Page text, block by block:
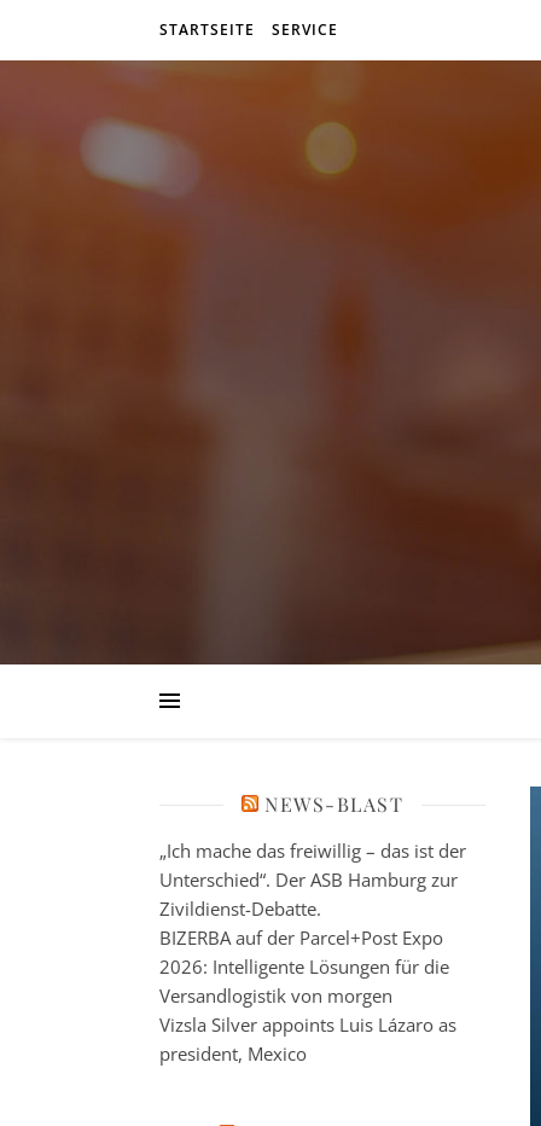
STARTSEITE SERVICE
NEWS-BLAST
„Ich mache das freiwillig – das ist der
Unterschied“. Der ASB Hamburg zur
Zivildienst-Debatte.
BIZERBA auf der Parcel+Post Expo
2026: Intelligente Lösungen für die
Versandlogistik von morgen
Vizsla Silver appoints Luis Lázaro as
president, Mexico